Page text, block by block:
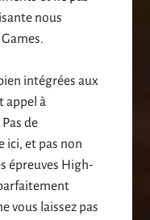
nous
intégrées aux
appel à
de
ici, et pas non
épreuves High-
vous laissez pas